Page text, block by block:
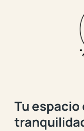
Tu espacio